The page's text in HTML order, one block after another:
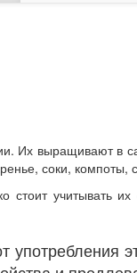
Их выращивают в
соки, компоты,
учитывать
употребления